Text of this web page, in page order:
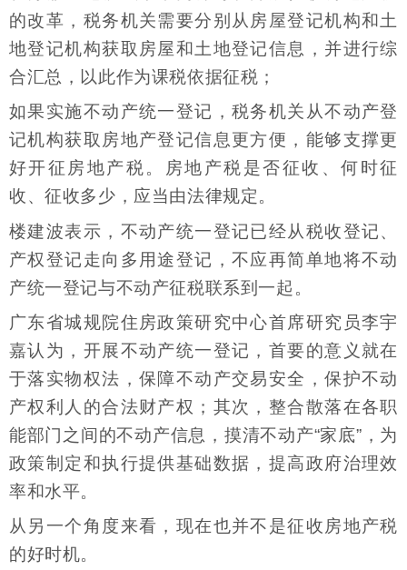
的改革，税务机关需要分别从房屋登记机构和土
地登记机构获取房屋和土地登记信息，并进行综
合汇总，以此作为课税依据征税；
如果实施不动产统一登记，税务机关从不动产登
记机构获取房地产登记信息更方便，能够支撑更
好开征房地产税。房地产税是否征收、何时征
收、征收多少，应当由法律规定。
楼建波表示，不动产统一登记已经从税收登记、
产权登记走向多用途登记，不应再简单地将不动
产统一登记与不动产征税联系到一起。
广东省城规院住房政策研究中心首席研究员李宇
嘉认为，开展不动产统一登记，首要的意义就在
于落实物权法，保障不动产交易安全，保护不动
产权利人的合法财产权；其次，整合散落在各职
能部门之间的不动产信息，摸清不动产“家底”，为
政策制定和执行提供基础数据，提高政府治理效
率和水平。
从另一个角度来看，现在也并不是征收房地产税
的好时机。